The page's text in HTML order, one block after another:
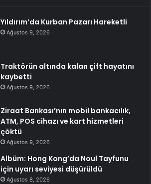
Yıldırım’da Kurban Pazarı Hareketli
Ağustos 9, 2026
Traktörün altında kalan çift hayatını
kaybetti
Ağustos 9, 2026
Ziraat Bankası’nın mobil bankacılık,
ATM, POS cihazı ve kart hizmetleri
çöktü
Ağustos 9, 2026
Albüm: Hong Kong’da Noul Tayfunu
için uyarı seviyesi düşürüldü
Ağustos 8, 2026